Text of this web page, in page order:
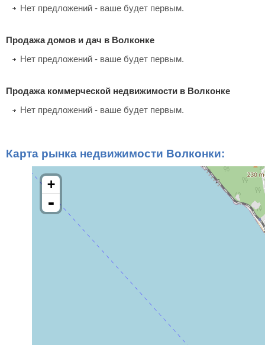
Нет предложений - ваше будет первым.
Продажа домов и дач в Волконке
Нет предложений - ваше будет первым.
Продажа коммерческой недвижимости в Волконке
Нет предложений - ваше будет первым.
Карта рынка недвижимости Волконки:
+
-